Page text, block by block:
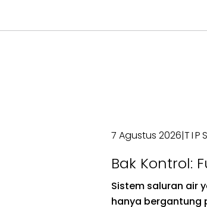
7 Agustus 2026|
Bak Kontrol:
Kontrol pada
Saluran Air
Sistem saluran air
hanya bergantung